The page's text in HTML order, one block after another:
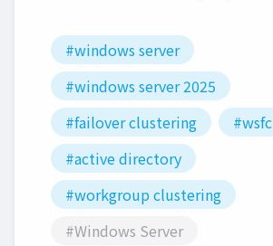
#windows server
#windows server 2025
#failover clustering
#wsfc
#active directory
#workgroup clustering
#Windows Server